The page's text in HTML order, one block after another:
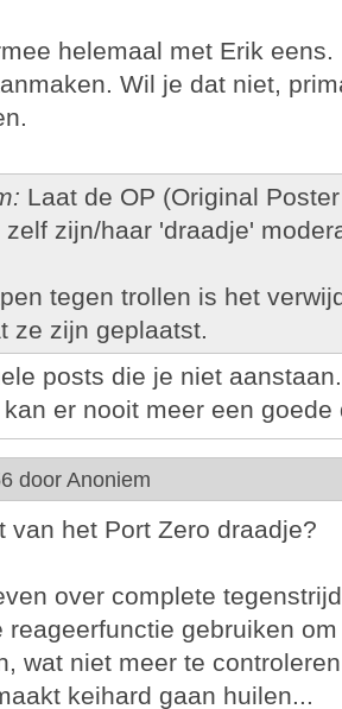
helemaal met Erik
Wil je dat niet,
Laat de OP (Original
zijn/haar 'draadje'
tegen trollen is het
ze zijn geplaatst.
posts die je niet
er nooit meer een
door Anoniem
van het Port Zero draadje?
over complete
reageerfunctie gebruiken
wat niet meer te
keihard gaan huilen...